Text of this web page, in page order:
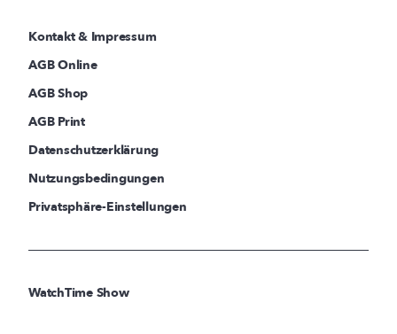
Kontakt & Impressum
AGB Online
AGB Shop
AGB Print
Datenschutzerklärung
Nutzungsbedingungen
Privatsphäre-Einstellungen
WatchTime Show